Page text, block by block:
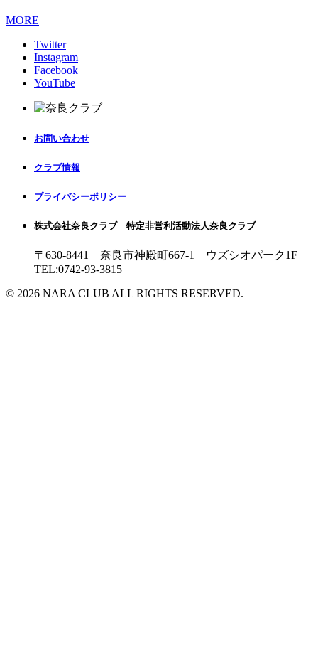
MORE
Twitter
Instagram
Facebook
YouTube
お問い合わせ
クラブ情報
プライバシーポリシー
株式会社奈良クラブ 特定非営利活動法人奈良クラブ
〒630-8441 奈良市神殿町667-1
ウズシオパーク1F
TEL:0742-93-3815
© 2026 NARA CLUB ALL RIGHTS RESERVED.